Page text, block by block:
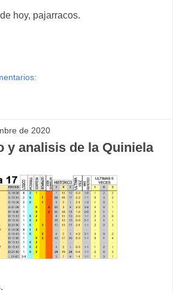
hoy, pajarracos.
de 2020
y analisis de la Quiniela